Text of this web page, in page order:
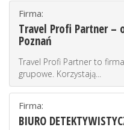
Firma:
Travel Profi Partner –
Poznań
Travel Profi Partner to
grupowe. Korzystają...
Firma:
BIURO